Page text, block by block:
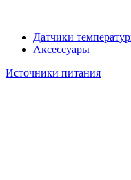
Датчики
Аксессуары
Источники питания